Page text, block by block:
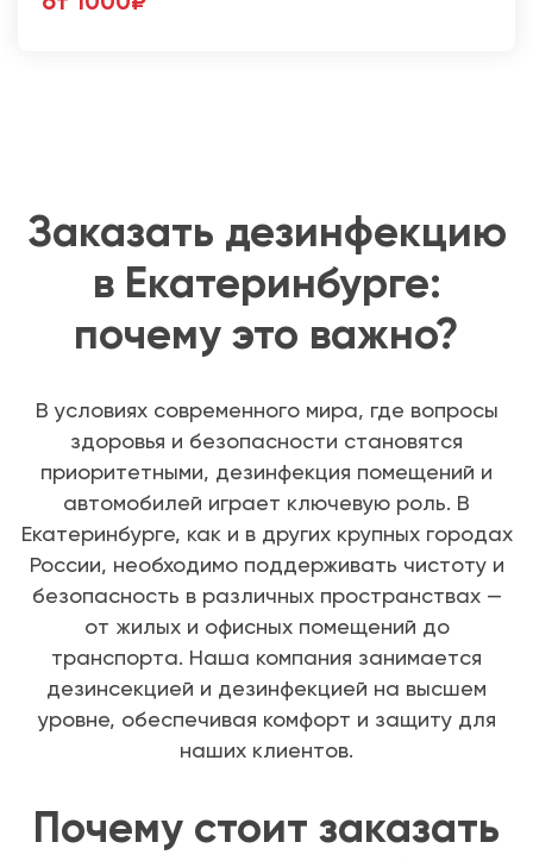
Заказать дезинфекцию
в Екатеринбурге:
почему это важно?
В условиях современного мира, где вопросы
здоровья и безопасности становятся
приоритетными, дезинфекция помещений и
автомобилей играет ключевую роль. В
Екатеринбурге, как и в других крупных городах
России, необходимо поддерживать чистоту и
безопасность в различных пространствах —
от жилых и офисных помещений до
транспорта. Наша компания занимается
дезинсекцией и дезинфекцией на высшем
уровне, обеспечивая комфорт и защиту для
наших клиентов.
Почему стоит заказать